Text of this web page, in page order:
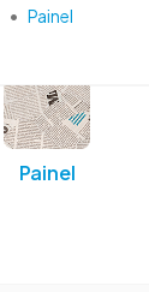
• Painel
Painel